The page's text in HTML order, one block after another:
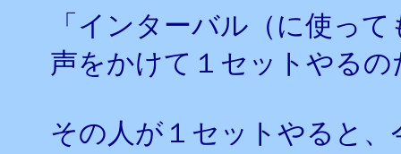
「インターバル（に使っ
声をかけて１セットやるの
その人が１セットやると